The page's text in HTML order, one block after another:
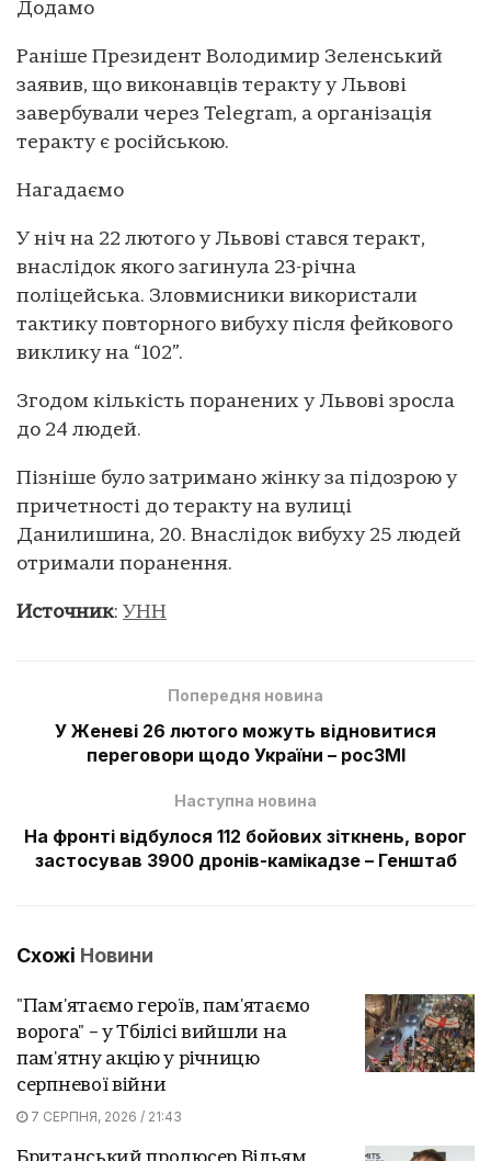
Додамо
Раніше Президент Володимир Зеленський
заявив, що виконавців теракту у Львові
завербували через Telegram, а організація
теракту є російською.
Нагадаємо
У ніч на 22 лютого у Львові стався теракт,
внаслідок якого загинула 23-річна
поліцейська. Зловмисники використали
тактику повторного вибуху після фейкового
виклику на “102”.
Згодом кількість поранених у Львові зросла
до 24 людей.
Пізніше було затримано жінку за підозрою у
причетності до теракту на вулиці
Данилишина, 20. Внаслідок вибуху 25 людей
отримали поранення.
Источник: УНН
Попередня новина
У Женеві 26 лютого можуть відновитися
переговори щодо України – росЗМІ
Наступна новина
На фронті відбулося 112 бойових зіткнень, ворог
застосував 3900 дронів-камікадзе – Генштаб
Схожі Новини
"Пам'ятаємо героїв, пам'ятаємо
ворога" – у Тбілісі вийшли на
пам'ятну акцію у річницю
серпневої війни
7 СЕРПНЯ, 2026 / 21:43